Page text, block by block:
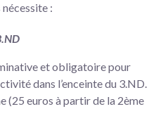
:
et obligatoire pour
dans l’enceinte du 3.ND.
(25 euros à partir de la 2ème